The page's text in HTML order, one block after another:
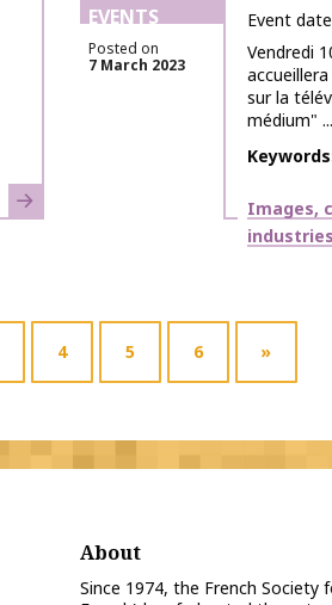
Learn more
EVENTS
Posted on
7 March 2023
Event
Vendredi
sur la
médium" ...
Keywords
Themes
Images,
industries
4 5 6 »
About
Since 1974, the French Society